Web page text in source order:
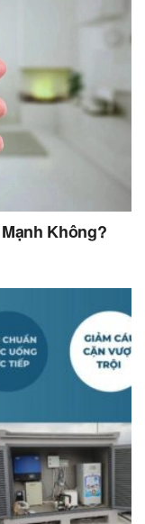
Không?